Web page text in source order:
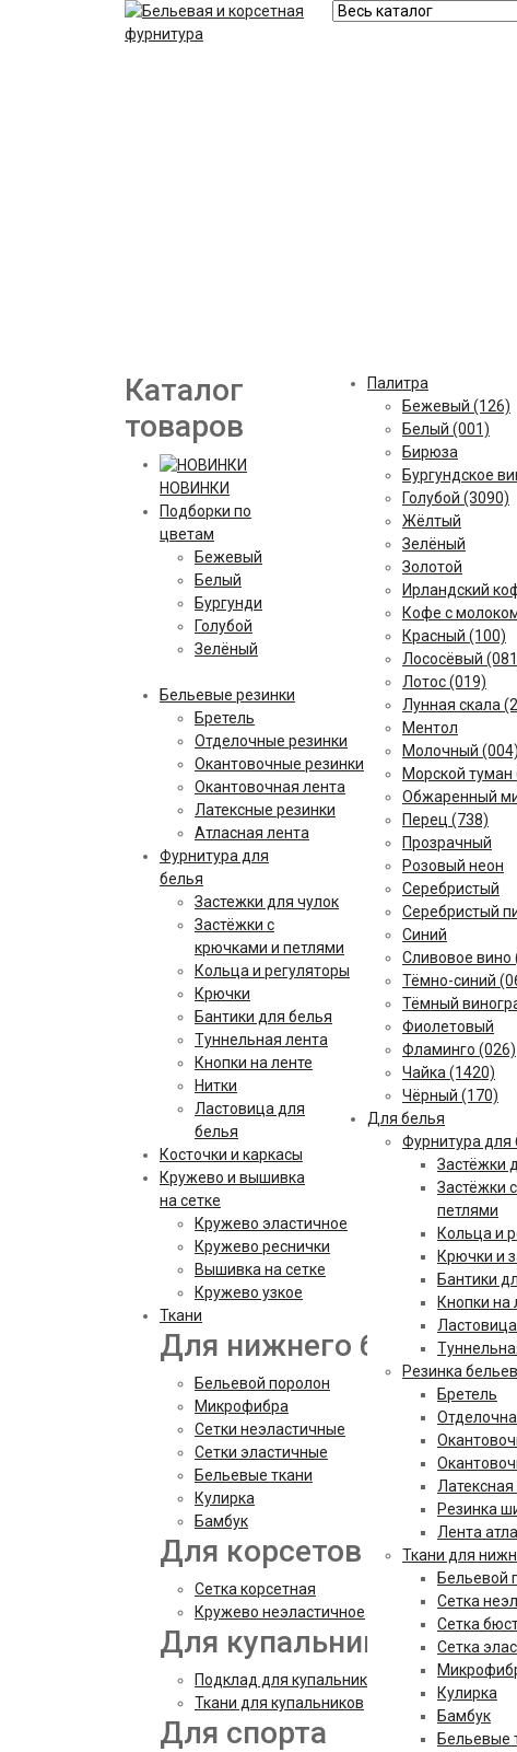
Каталог
товаров
НОВИНКИ
Подборки по
цветам
Бежевый
Белый
Бургунди
Голубой
Зелёный
Кофейный
Красный
Персиковый
Розовый
Серый
Бельевые резинки
Бретель
Отделочные резинки
Окантовочные резинки
Окантовочная лента
Латексные резинки
Атласная лента
Фурнитура для
белья
Застежки для чулок
Застёжки с
крючками и петлями
Кольца и регуляторы
Крючки
Бантики для белья
Туннельная лента
Кнопки на ленте
Нитки
Ластовица для
белья
Косточки и каркасы
Кружево и вышивка
на сетке
Кружево эластичное
Кружево реснички
Вышивка на сетке
Кружево узкое
Ткани
Для нижнего белья
Бельевой поролон
Микрофибра
Сетки неэластичные
Сетки эластичные
Бельевые ткани
Кулирка
Бамбук
Для корсетов
Сетка корсетная
Кружево неэластичное
Для купальников
Подклад для купальников
Ткани для купальников
Для спорта
Палитра
Бежевый (126)
Белый (001)
Бирюза
Бургундское
Голубой (3090)
Жёлтый
Зелёный
Золотой
Ирландский
Кофе с
Красный (100)
Лососёвый
Лотос (019)
Лунная скала
Ментол
Молочный (004)
Морской туман
Обжаренный
Перец (738)
Прозрачный
Розовый неон
Серебристый
Серебристый
Синий
Сливовое вино
Тёмно-синий
Тёмный
Фиолетовый
Фламинго (026)
Чайка (1420)
Чёрный (170)
Для белья
Фурнитура для
Застёжки
Застёжки
петлями
Кольца и
Крючки и
Бантики
Кнопки на
Резинка
Бретель
Латексная
Резинка
Лента
Ткани для
Бельевой
Сетка
Сетка
Сетка
Кулирка
Бамбук
Бельевые